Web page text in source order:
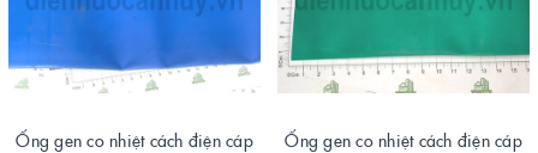
Ống gen co nhiệt cách điện cáp
Ống gen co nhiệt cách điện cáp